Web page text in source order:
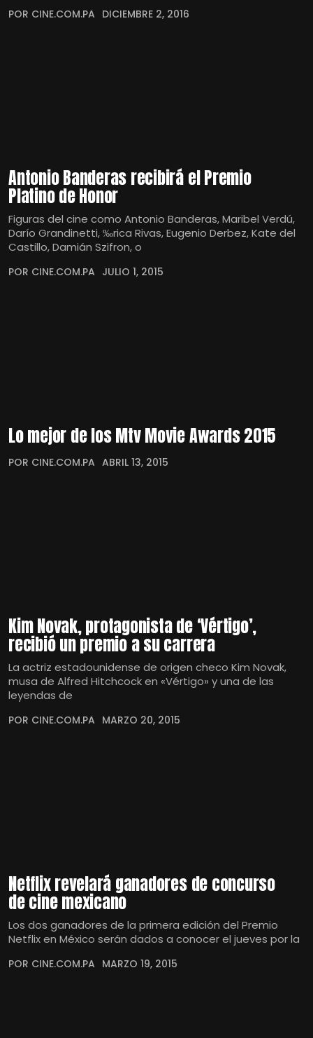
POR CINE.COM.PA DICIEMBRE 2, 2016
Antonio Banderas recibirá el Premio
Platino de Honor
Figuras del cine como Antonio Banderas, Maribel Verdú,
Darío Grandinetti, ‰rica Rivas, Eugenio Derbez, Kate del
Castillo, Damián Szifron, o
POR CINE.COM.PA JULIO 1, 2015
Lo mejor de los Mtv Movie Awards 2015
POR CINE.COM.PA ABRIL 13, 2015
Kim Novak, protagonista de ‘Vértigo’,
recibió un premio a su carrera
La actriz estadounidense de origen checo Kim Novak,
musa de Alfred Hitchcock en «Vértigo» y una de las
leyendas de
POR CINE.COM.PA MARZO 20, 2015
Netflix revelará ganadores de concurso
de cine mexicano
Los dos ganadores de la primera edición del Premio
Netflix en México serán dados a conocer el jueves por la
POR CINE.COM.PA MARZO 19, 2015